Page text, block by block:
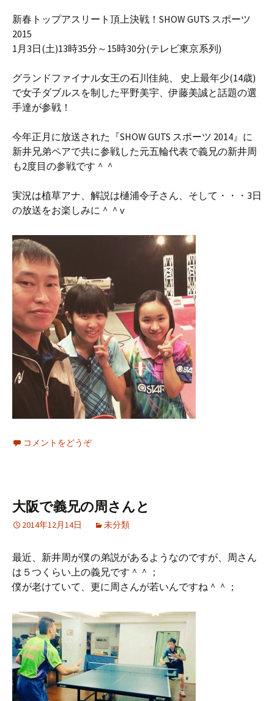
新春トップアスリート頂上決戦！SHOW GUTS スポーツ
2015
1月3日(土)13時35分～15時30分(テレビ東京系列)
グランドファイナル女王の石川佳純、 史上最年少(14歳)
で女子ダブルスを制した平野美宇、伊藤美誠と話題の選
手達が参戦！
今年正月に放送された『SHOW GUTS スポーツ 2014』に
新井兄弟ペアで共に参戦した元五輪代表で義兄の新井周
も2度目の参戦です＾＾
実況は植草アナ、解説は樋浦令子さん、そして・・・3日
の放送をお楽しみに＾＾v
コメントをどうぞ
大阪で義兄の周さんと
2014年12月14日 未分類
最近、新井周が僕の弟説があるようなのですが、周さん
は５つくらい上の義兄です＾＾；
僕が老けていて、更に周さんが若いんですね＾＾；